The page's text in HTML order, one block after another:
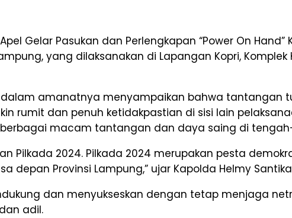
Gelar Pasukan dan Perlengkapan “Power On Hand”
yang dilaksanakan di Lapangan Kopri,
dalam amanatnya menyampaikan bahwa tantangan
rumit dan penuh ketidakpastian di sisi lain
macam tantangan dan daya saing di
Pilkada 2024. Pilkada 2024 merupakan pesta
Provinsi Lampung,” ujar Kapolda Helmy
dan menyukseskan dengan tetap menjaga
adil.